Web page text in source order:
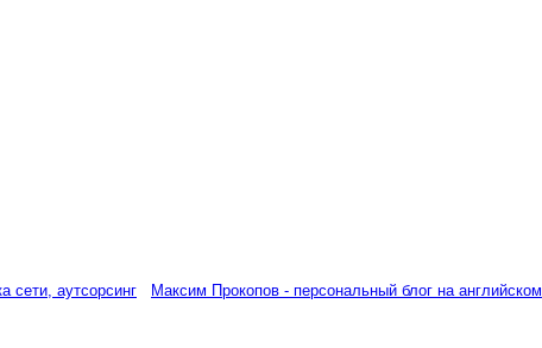
сети, аутсорсинг
Максим Прокопов - персональный блог на английском